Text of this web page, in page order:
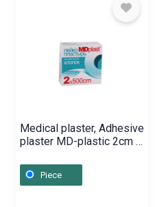
Medical plaster, Adhesive
plaster MD-plastic 2cm x
Piece